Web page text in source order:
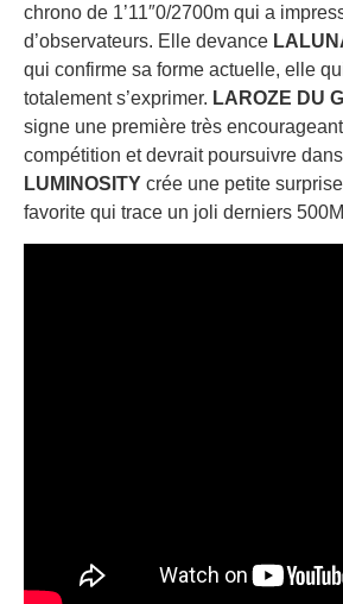
chrono de 1’11″0/2700m qui a
d’observateurs. Elle devance
qui confirme sa forme actuelle, elle
totalement s’exprimer. LAROZE DU
signe une première très
compétition et devrait poursuivre
LUMINOSITY crée une petite
favorite qui trace un joli derniers